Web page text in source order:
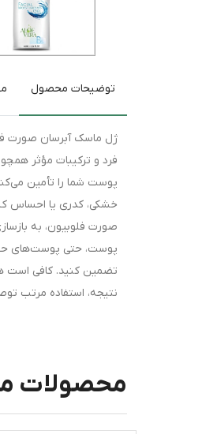
توضیحات محصول
ژل ماسک آبرسان صورت
پوست شما را تأمین
خشکی، کدری یا احساس
صورت فلوبیون، به
پوست، حتی پوست‌های
نتیجه، استفاده مرتب
محصولات